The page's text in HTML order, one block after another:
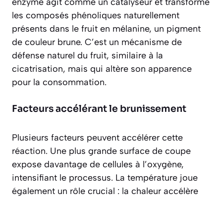
les composés phénoliques naturellement
présents dans le fruit en mélanine, un pigment
de couleur brune. C’est un mécanisme de
défense naturel du fruit, similaire à la
cicatrisation, mais qui altère son apparence
pour la consommation.
Facteurs accélérant le brunissement
Plusieurs facteurs peuvent accélérer cette
réaction. Une plus grande surface de coupe
expose davantage de cellules à l’oxygène,
intensifiant le processus. La température joue
également un rôle crucial : la chaleur accélère